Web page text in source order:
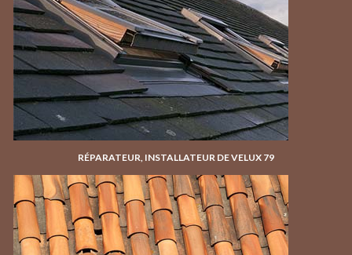
RÉPARATEUR, INSTALLATEUR DE VELUX 79